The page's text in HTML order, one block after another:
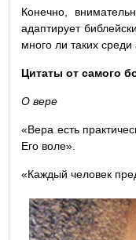
Конечно,
адаптирует
много ли таких
Цитаты от самого
О вере
«Вера есть
Его воле».
«Каждый человек